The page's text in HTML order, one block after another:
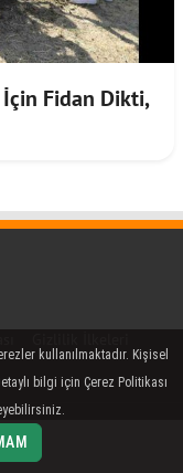
Fidan Dikti,
kullanılmaktadır. Kişisel
bilgi için Çerez Politikası